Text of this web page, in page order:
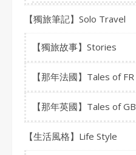
【獨旅筆記】Solo Travel
【獨旅故事】Stories
【那年法國】Tales of FR
【那年英國】Tales of GB
【生活風格】Life Style